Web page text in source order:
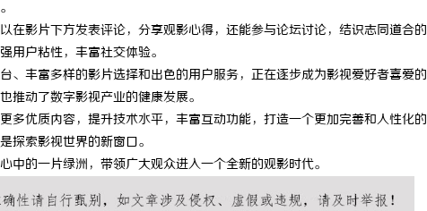
在影片下方发表评论，分享观影心得，还能参与论坛讨论，结识志同道合的
用户粘性，丰富社交体验。
、丰富多样的影片选择和出色的用户服务，正在逐步成为影视爱好者喜爱的
推动了数字影视产业的健康发展。
多优质内容，提升技术水平，丰富互动功能，打造一个更加完善和人性化的
探索影视世界的新窗口。
的一片绿洲，带领广大观众进入一个全新的观影时代。
：保护您的合法权益，助您走出 武汉配眼镜 上海配眼镜